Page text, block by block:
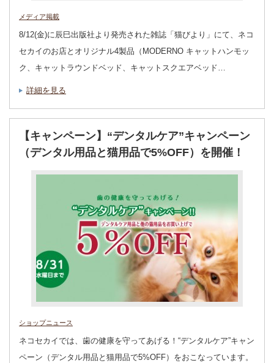
メディア掲載
8/12(金)に辰巳出版社より発売された雑誌「猫びより」にて、ネコ
セカイのお店とオリジナル4製品（MODERNO キャットハンモッ
ク、キャットラウンドベッド、キャットスクエアベッド…
詳細を見る
【キャンペーン】“デンタルケア”キャンペーン
（デンタル用品と猫用品で5%OFF）を開催！
ショップニュース
ネコセカイでは、歯の健康を守ってあげる！“デンタルケア”キャン
ペーン（デンタル用品と猫用品で5%OFF）をおこなっています。